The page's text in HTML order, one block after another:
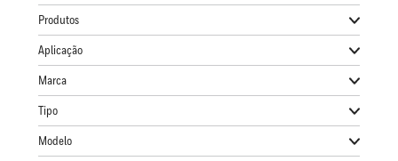
Produtos
Aplicação
Marca
Tipo
Modelo